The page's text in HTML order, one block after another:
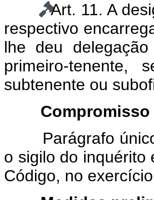
Art. 11. A
respectivo
lhe deu
primeiro-
subtenente ou
Compromisso
Parágrafo
o sigilo do inquérito
Código, no